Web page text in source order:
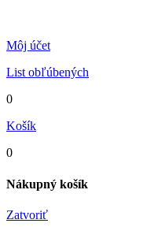
Môj účet
List obľúbených
0
Košík
0
Nákupný košík
Zatvoriť